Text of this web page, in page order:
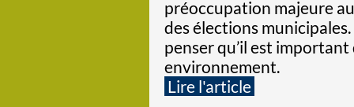
préoccupation majeure
des élections
penser qu’il est
environnement.
Lire l'article